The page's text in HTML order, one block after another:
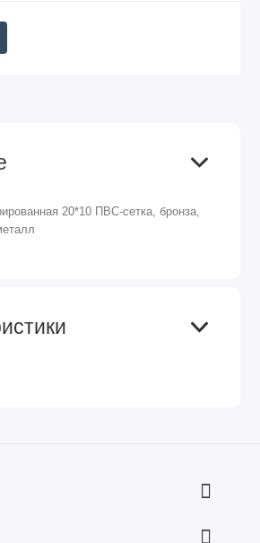
20*10 ПВС-сетка, бронза,